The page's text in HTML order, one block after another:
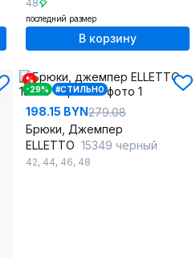
48
последний размер
В корзину
%
-29%
#СТИЛЬНО
198.15 BYN279.08
Брюки, Джемпер
ELLETTO 15349 черный
42, 44, 46, 48